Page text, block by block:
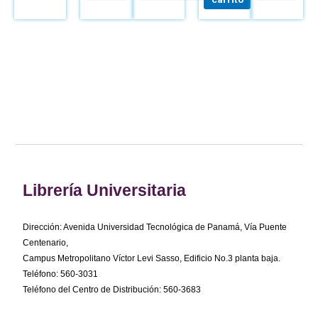
Librería Universitaria
Dirección: Avenida Universidad Tecnológica de Panamá, Vía Puente
Centenario,
Campus Metropolitano Víctor Levi Sasso, Edificio No.3 planta baja.
Teléfono: 560-3031
Teléfono del Centro de Distribución: 560-3683